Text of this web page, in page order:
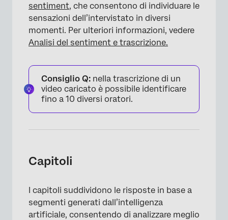
×
sentiment, che consentono di individuare le
sensazioni dell’intervistato in diversi
momenti. Per ulteriori informazioni, vedere
Analisi del sentiment e trascrizione.
Consiglio Q: nella trascrizione di un
video caricato è possibile identificare
fino a 10 diversi oratori.
Capitoli
I capitoli suddividono le risposte in base a
segmenti generati dall’intelligenza
artificiale, consentendo di analizzare meglio